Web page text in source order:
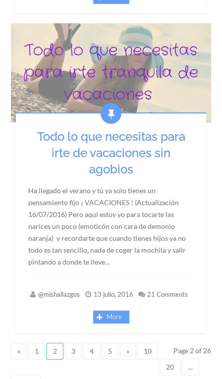
Todo lo que necesitas para
irte de vacaciones sin
agobios
Ha llegado el verano y tú ya solo tienes un
pensamiento fijo ¡ VACACIONES ! (Actualización
16/07/2016) Pero aquí estoy yo para tocarte las
narices un poco (emoticón con cara de demonio
naranja) y recordarte que cuando tienes hijos ya no
todo es tan sencillo, nada de coger la mochila y salir
pintando a donde te lleve…
@mishallazgos 13 julio, 2016 21 Comments
More
Page 2 of 26
« 1 2 3 4 5 »
10
20
...